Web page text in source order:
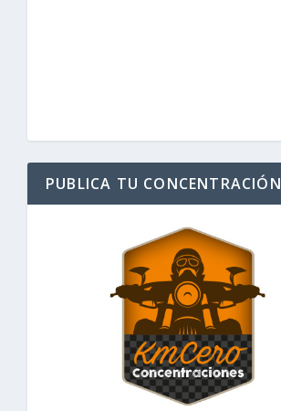
PUBLICA TU CONCENTRACIÓN